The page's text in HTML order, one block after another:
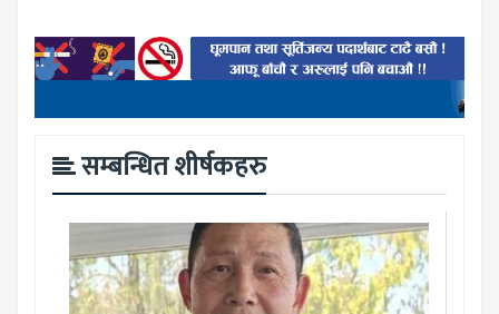
सम्बन्धित शीर्षकहरु